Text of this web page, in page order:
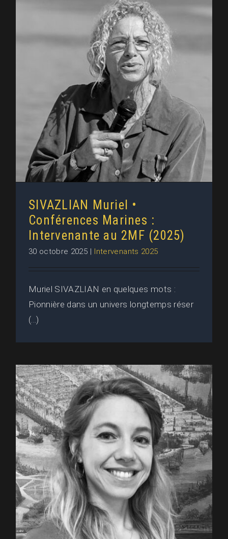
SIVAZLIAN Muriel • Conférences
Marines : Intervenante au 2MF
(2025)
SIVAZLIAN Muriel •
Conférences Marines :
Intervenante au 2MF (2025)
30 octobre 2025 Intervenants 2025
Muriel SIVAZLIAN en quelques mots :
Pionnière dans un univers longtemps réser
(...)
LEWUILLON Elsa • Musée
National de la Marine de Toulon :
Intervenante au 2MF (2025)